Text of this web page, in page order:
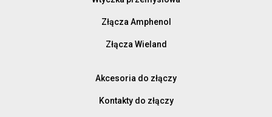
Złącza Amphenol
Złącza Wieland
Akcesoria do złączy
Kontakty do złączy